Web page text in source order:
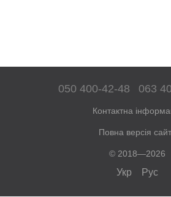
050 400-42-48 063
Контактна
Повна версія
© 2018—2026
Укр Рус